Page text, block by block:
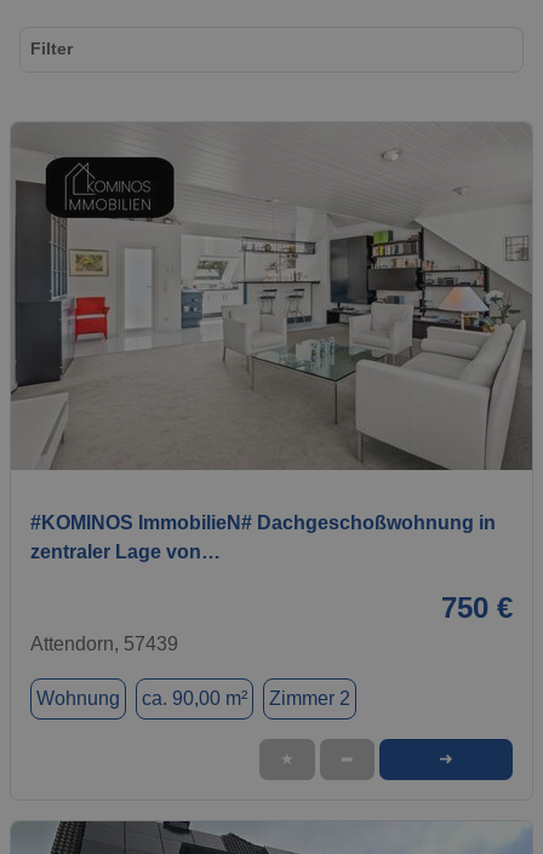
1 / 5
#KOMINOS ImmobilieN# Dachgeschoßwohnung in
zentraler Lage von…
750 €
Attendorn, 57439
Wohnung ca. 90,00 m² Zimmer 2
★ ➦ ➜
Filter